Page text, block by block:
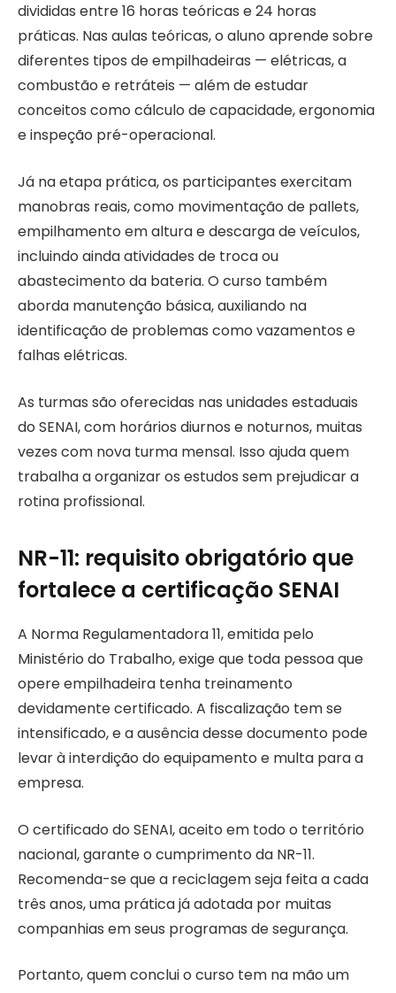
divididas entre 16 horas teóricas e 24 horas
práticas. Nas aulas teóricas, o aluno aprende sobre
diferentes tipos de empilhadeiras — elétricas, a
combustão e retráteis — além de estudar
conceitos como cálculo de capacidade, ergonomia
e inspeção pré-operacional.
Já na etapa prática, os participantes exercitam
manobras reais, como movimentação de pallets,
empilhamento em altura e descarga de veículos,
incluindo ainda atividades de troca ou
abastecimento da bateria. O curso também
aborda manutenção básica, auxiliando na
identificação de problemas como vazamentos e
falhas elétricas.
As turmas são oferecidas nas unidades estaduais
do SENAI, com horários diurnos e noturnos, muitas
vezes com nova turma mensal. Isso ajuda quem
trabalha a organizar os estudos sem prejudicar a
rotina profissional.
NR-11: requisito obrigatório que
fortalece a certificação SENAI
A Norma Regulamentadora 11, emitida pelo
Ministério do Trabalho, exige que toda pessoa que
opere empilhadeira tenha treinamento
devidamente certificado. A fiscalização tem se
intensificado, e a ausência desse documento pode
levar à interdição do equipamento e multa para a
empresa.
O certificado do SENAI, aceito em todo o território
nacional, garante o cumprimento da NR-11.
Recomenda-se que a reciclagem seja feita a cada
três anos, uma prática já adotada por muitas
companhias em seus programas de segurança.
Portanto, quem conclui o curso tem na mão um